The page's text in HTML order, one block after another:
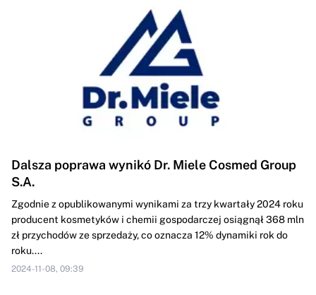
Dalsza poprawa wynikó Dr. Miele Cosmed Group
S.A.
Zgodnie z opublikowanymi wynikami za trzy kwartały 2024 roku
producent kosmetyków i chemii gospodarczej osiągnął 368 mln
zł przychodów ze sprzedaży, co oznacza 12% dynamiki rok do
roku....
2024-11-08, 09:39